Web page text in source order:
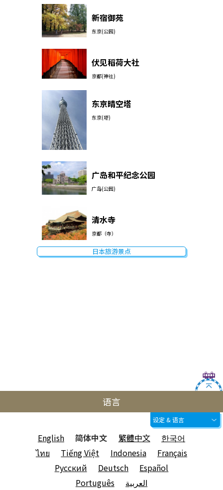
新宿御苑
东京(公园)
伏见稻荷大社
京都(神社)
东京晴空塔
东京(塔)
广岛和平纪念公园
广岛(公园)
清水寺
京都（寺）
日本旅游景点
语言
设定 & 语言
English 简体中文 繁體中文
한국어
ไทย
Tiếng Việt Indonesia
Français
Русский
Deutsch
Español
Português
العربية